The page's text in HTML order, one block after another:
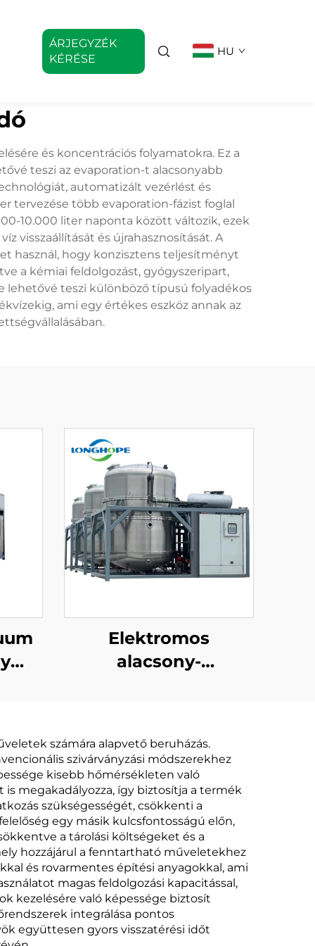
ÁRJEGYZÉK
KÉRÉSE
HU
és koncentrációs folyamatokra. Ez a
teszi az evaporation-t alacsonyabb
automatizált vezérlést és
tervezése több evaporation-fázist foglal
10.000 liter naponta között változik, ezek
visszaállítását és újrahasznosítását. A
használ, hogy konzisztens teljesítményt
a kémiai feldolgozást, gyógyszeripart,
lehetővé teszi különböző típusú folyadékos
ami egy értékes eszköz annak az
Elektromos
alacsony-
és koncentráció-ra
tisztításra
számára alapvető beruházás.
szivárványzási módszerekhez
kisebb hőmérsékleten való
megakadályozza, így biztosítja a termék
szükségességét, csökkenti a
egy másik kulcsfontosságú előn,
a tárolási költségeket és a
hozzájárul a fenntartható műveletekhez
és rovarmentes építési anyagokkal, ami
magas feldolgozási kapacitással,
kezelésére való képessége biztosít
integrálása pontos
együttesen gyors visszatérési időt